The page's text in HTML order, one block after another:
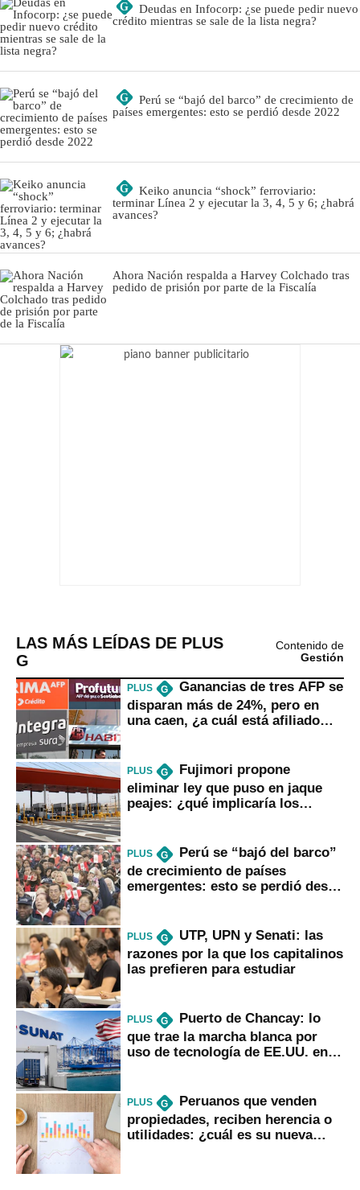
G
Deudas en Infocorp: ¿se puede pedir nuevo
crédito mientras se sale de la lista negra?
G
Perú se “bajó del barco” de crecimiento de
países emergentes: esto se perdió desde 2022
G
Keiko anuncia “shock” ferroviario:
terminar Línea 2 y ejecutar la 3, 4, 5 y 6; ¿habrá
avances?
Ahora Nación respalda a Harvey Colchado tras
pedido de prisión por parte de la Fiscalía
LAS MÁS LEÍDAS DE PLUS
G
Contenido de
Gestión
PLUS G
Ganancias de tres AFP se
disparan más de 24%, pero en
una caen, ¿a cuál está afiliado
PLUS G
Fujimori propone
eliminar ley que puso en jaque
peajes: ¿qué implicaría los
PLUS G
Perú se “bajó del barco”
de crecimiento de países
emergentes: esto se perdió desde
PLUS G
UTP, UPN y Senati: las
razones por la que los capitalinos
las prefieren para estudiar
PLUS G
Puerto de Chancay: lo
que trae la marcha blanca por
uso de tecnología de EE.UU. en
PLUS G
Peruanos que venden
propiedades, reciben herencia o
utilidades: ¿cuál es su nueva